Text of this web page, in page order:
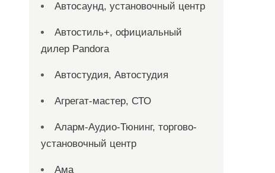
Автосаунд, установочный центр
Автостиль+, официальный
дилер Pandora
Автостудия, Автостудия
Агрегат-мастер, СТО
Аларм-Аудио-Тюнинг, торгово-
установочный центр
Ама